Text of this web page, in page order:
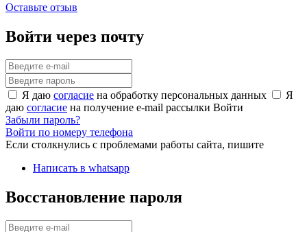
Оставьте отзыв
Войти через почту
Я даю согласие на обработку персональных данных
Я
даю согласие на получение e-mail рассылки Войти
Забыли пароль?
Войти по номеру телефона
Если столкнулись с проблемами работы сайта, пишите
Написать в whatsapp
Восстановление пароля